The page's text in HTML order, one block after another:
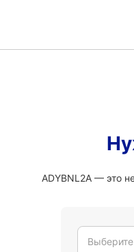
ADYBNL2A — это